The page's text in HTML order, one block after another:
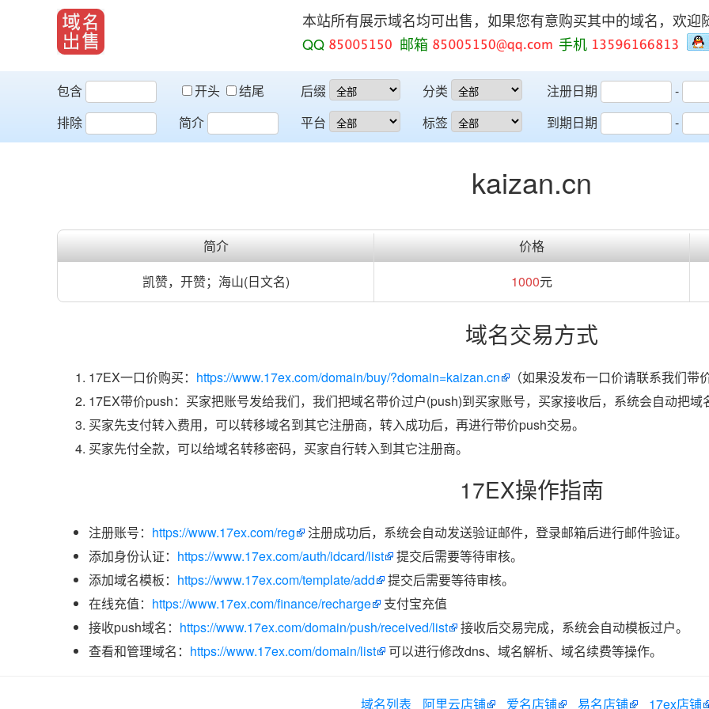
本站所有展示域名均可出售，如果您有意购买其中的域名，欢迎
QQ
邮箱 手机
包含 开头
结尾
排除
简介
后缀
平台
分类
标签
注册日期
-
到期日期
-
kaizan.cn
简介 价格
凯赞，开赞；海山(日文名)
1000元
域名交易方式
17EX一口价购买： https://www.17ex.com/domain/buy/?domain=kaizan.cn
（如果没发布一口价请联系我们带
17EX带价push：买家把账号发给我们，我们把域名带价过户(push)到买家账号，买家接收后，系统会自动把域
买家先支付转入费用，可以转移域名到其它注册商，转入成功后，再进行带价push交易。
买家先付全款，可以给域名转移密码，买家自行转入到其它注册商。
17EX操作指南
注册账号： https://www.17ex.com/reg
注册成功后，系统会自动发送验证邮件，登录邮箱后进行邮件验证。
添加身份认证： https://www.17ex.com/auth/idcard/list
提交后需要等待审核。
添加域名模板： https://www.17ex.com/template/add
提交后需要等待审核。
在线充值： https://www.17ex.com/finance/recharge
支付宝充值
接收push域名： https://www.17ex.com/domain/push/received/list
接收后交易完成，系统会自动模板过户。
查看和管理域名： https://www.17ex.com/domain/list 可以进行修改dns、域名解析、域名续费等操作。
域名列表 阿里云店铺 爱名店铺 易名店铺 17ex店铺